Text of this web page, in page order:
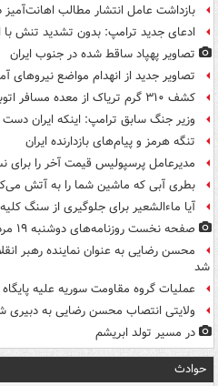
بازداشت عامل انتشار مطالب اهانت‌آمیز
ادعای جدید ترامپ: بدون تشدید تنش با
تصاویر پهپاد ساقط شده در جنوب ایران
تصاویر جدید از انهدام مواضع نیروهای
کشف ۳۱۰ گرم تریاک از معده مسافر اتوبوس در قاینات
وزیر جنگ سابق ترامپ: اینکه ایران دست
تنگه هرمز و پیام‌های بازدارنده ایران
مدیرعامل پرسپولیس قیمت آخر را برای
بطری آبی که ماشین شما را به آتش
آیا ماءالشعیر برای جلوگیری از سنگ
صفحه نخست روزنامه‌های دوشنبه ۱۹ مرداد ۱۴۰۵
محسن رضایی به عنوان نماینده رهبر
شد
عملیات گروه مقاومت سوریه علیه پایگاه
ولایتی انتصاب محسن رضایی به دبیری
در مسیر تولد ابریشم
حوادث